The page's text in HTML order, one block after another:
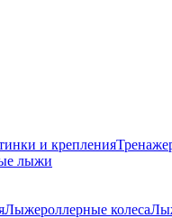
и крепления
лыжи
Лыжероллерные колеса